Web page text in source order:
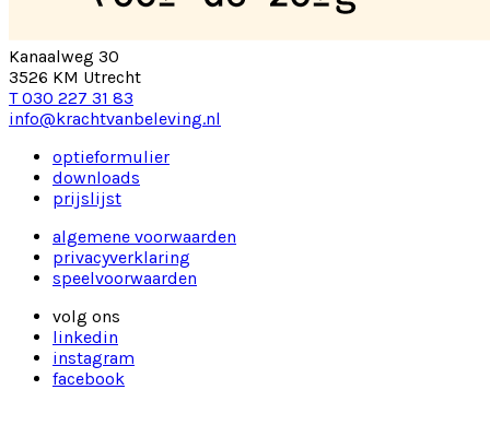
Kanaalweg 30
3526 KM Utrecht
T 030 227 31 83
info@krachtvanbeleving.nl
optieformulier
downloads
prijslijst
algemene voorwaarden
privacyverklaring
speelvoorwaarden
volg ons
linkedin
instagram
facebook